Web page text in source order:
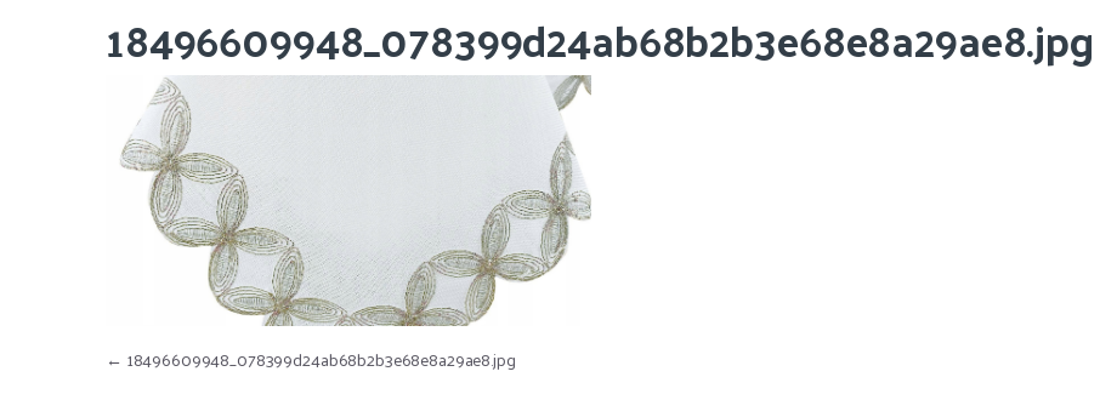
18496609948_078399d24ab68b2b3e68e8a29ae8.jpg
Nawigacja wpisu
← 18496609948_078399d24ab68b2b3e68e8a29ae8.jpg